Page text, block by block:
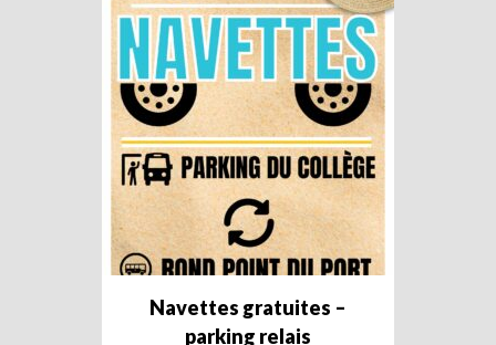
Navettes gratuites –
parking relais